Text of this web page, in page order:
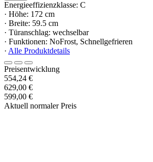
Energieeffizienzklasse: C
· Höhe: 172 cm
· Breite: 59.5 cm
· Türanschlag: wechselbar
· Funktionen: NoFrost, Schnellgefrieren
· Alle Produktdetails
Preisentwicklung
554,24 €
629,00 €
599,00 €
Aktuell normaler Preis